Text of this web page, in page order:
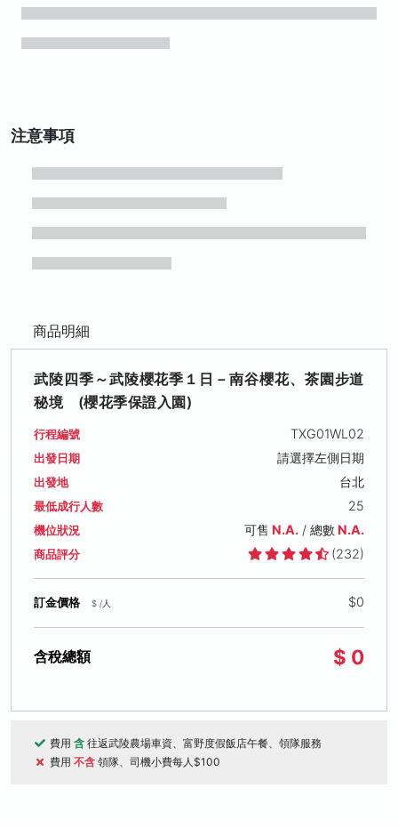
注意事項
商品明細
武陵四季～武陵櫻花季１日－南谷櫻花、茶園步道
秘境 (櫻花季保證入園)
行程編號 TXG01WL02
出發日期 請選擇左側日期
出發地 台北
最低成行人數 25
機位狀況 可售 N.A./ 總數N.A.
商品評分 (232)
訂金價格 $ /人 $0
含稅總額 $ 0
費用 含 往返武陵農場車資、富野度假飯店午餐、領隊服務
費用 不含 領隊、司機小費每人$100